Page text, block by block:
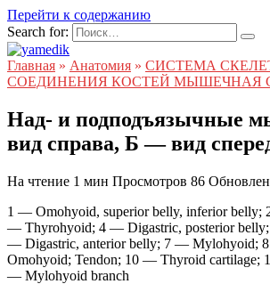
Перейти к содержанию
Search for:
Главная » Анатомия » СИСТЕМА
СОЕДИНЕНИЯ КОСТЕЙ МЫШЕЧНАЯ
Над- и подподъязычные
вид справа, Б — вид
На чтение 1 мин Просмотров 86
1 — Omohyoid, superior belly, inferior belly;
— Thyrohyoid; 4 — Digastric, posterior
— Digastric, anterior belly; 7 — Mylohyoid;
Omohyoid; Tendon; 10 — Thyroid cartilage;
— Mylohyoid branch